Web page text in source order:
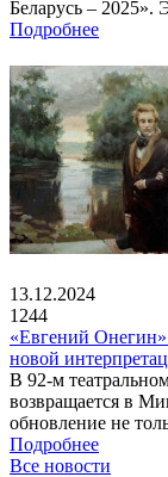
Беларусь – 2025».
Подробнее
13.12.2024
1244
«Евгений Онегин»
новой
В 92-м
возвращается в
обновление не
Подробнее
Все новости